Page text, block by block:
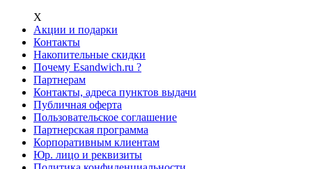
Х
Акции и подарки
Контакты
Накопительные скидки
Почему Esandwich.ru ?
Партнерам
Контакты, адреса пунктов выдачи
Публичная оферта
Пользовательское соглашение
Партнерская программа
Корпоративным клиентам
Юр. лицо и реквизиты